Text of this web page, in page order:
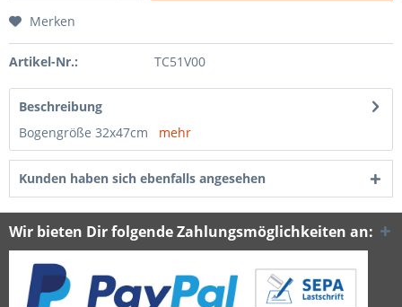
Merken
Artikel-Nr.: TC51V00
Beschreibung
Bogengröße 32x47cm mehr
Kunden haben sich ebenfalls angesehen
Wir bieten Dir folgende Zahlungsmöglichkeiten an: